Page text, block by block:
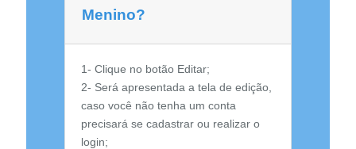
Menino?
1- Clique no botão Editar;
2- Será apresentada a tela de edição,
caso você não tenha um conta
precisará se cadastrar ou realizar o
login;